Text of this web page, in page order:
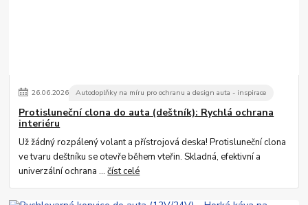
26.06.2026 Autodoplňky na míru pro ochranu a design auta - inspirace
Protisluneční clona do auta (deštník): Rychlá ochrana
interiéru
Už žádný rozpálený volant a přístrojová deska! Protisluneční clona
ve tvaru deštníku se otevře během vteřin. Skladná, efektivní a
univerzální ochrana ...číst celé